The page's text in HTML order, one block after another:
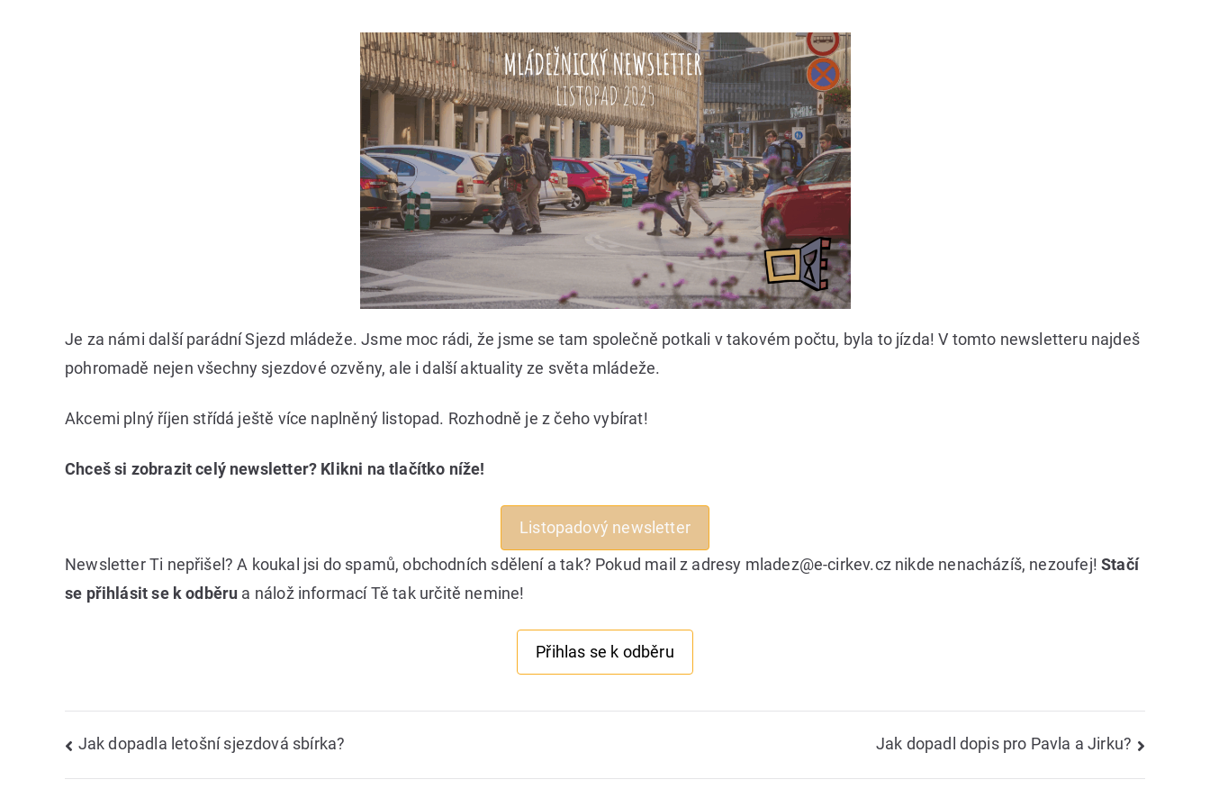
Je za námi další parádní Sjezd mládeže. Jsme moc rádi, že jsme se tam společně potkali v takovém počtu, byla to jízda! V tomto newsletteru najdeš
pohromadě nejen všechny sjezdové ozvěny, ale i další aktuality ze světa mládeže.
Akcemi plný říjen střídá ještě více naplněný listopad. Rozhodně je z čeho vybírat!
Chceš si zobrazit celý newsletter? Klikni na tlačítko níže!
Listopadový newsletter
Newsletter Ti nepřišel? A koukal jsi do spamů, obchodních sdělení a tak? Pokud mail z adresy mladez@e‑cirkev.cz nikde nenacházíš, nezoufej!Stačí
se přihlásit se k odběru a nálož informací Tě tak určitě nemine!
Přihlas se k odběru
Navigace
pro
Jak dopadla letošní sjezdová sbírka? Jak dopadl dopis pro Pavla a Jirku?